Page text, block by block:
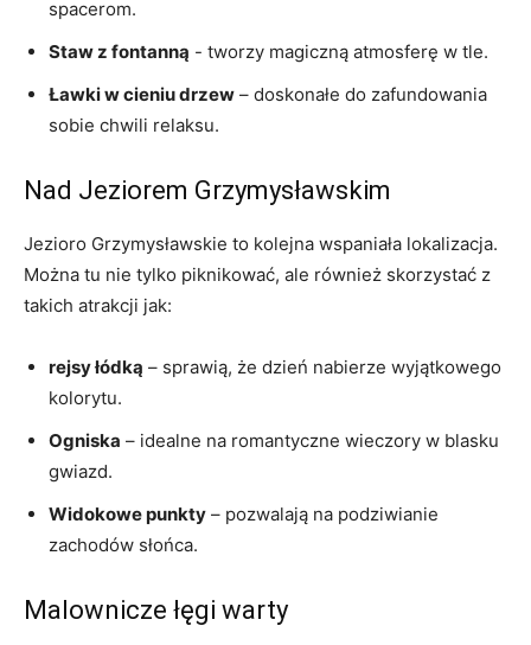
spacerom.
Staw z fontanną -​ tworzy magiczną atmosferę w tle.
Ławki ⁣w cieniu drzew – doskonałe do zafundowania
sobie chwili relaksu.
Nad Jeziorem Grzymysławskim
Jezioro Grzymysławskie to kolejna wspaniała lokalizacja.
Można tu nie tylko piknikować, ale również skorzystać z
takich atrakcji jak:
rejsy łódką – sprawią, że dzień nabierze wyjątkowego
kolorytu.
Ogniska – idealne na romantyczne wieczory w blasku
gwiazd.
Widokowe punkty – pozwalają na podziwianie
zachodów słońca.
Malownicze łęgi warty